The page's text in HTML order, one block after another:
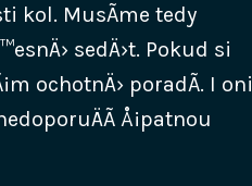
kol. MusÃ­me tedy
sedÄ›t. Pokud si
ochotnÄ› poradÃ­. I oni
Å¡patnou